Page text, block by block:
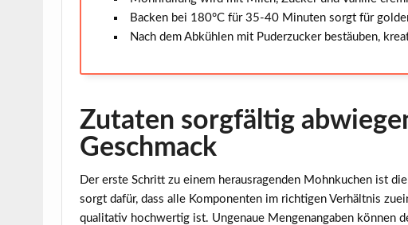
Backen bei 180°C für 35-40 Minuten sorgt für
Nach dem Abkühlen mit Puderzucker bestäuben,
Zutaten sorgfältig
Geschmack
Der erste Schritt zu einem herausragenden Mohnkuchen ist
sorgt dafür, dass alle Komponenten im richtigen Verhältnis
qualitativ hochwertig ist. Ungenaue Mengenangaben können